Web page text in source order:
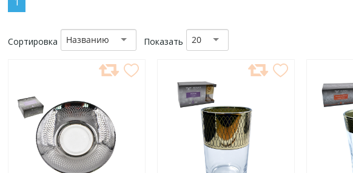
Сортировка Названию Показать 20
ИЗБРАННОЕ
В
ИЗБРАННОЕ
В